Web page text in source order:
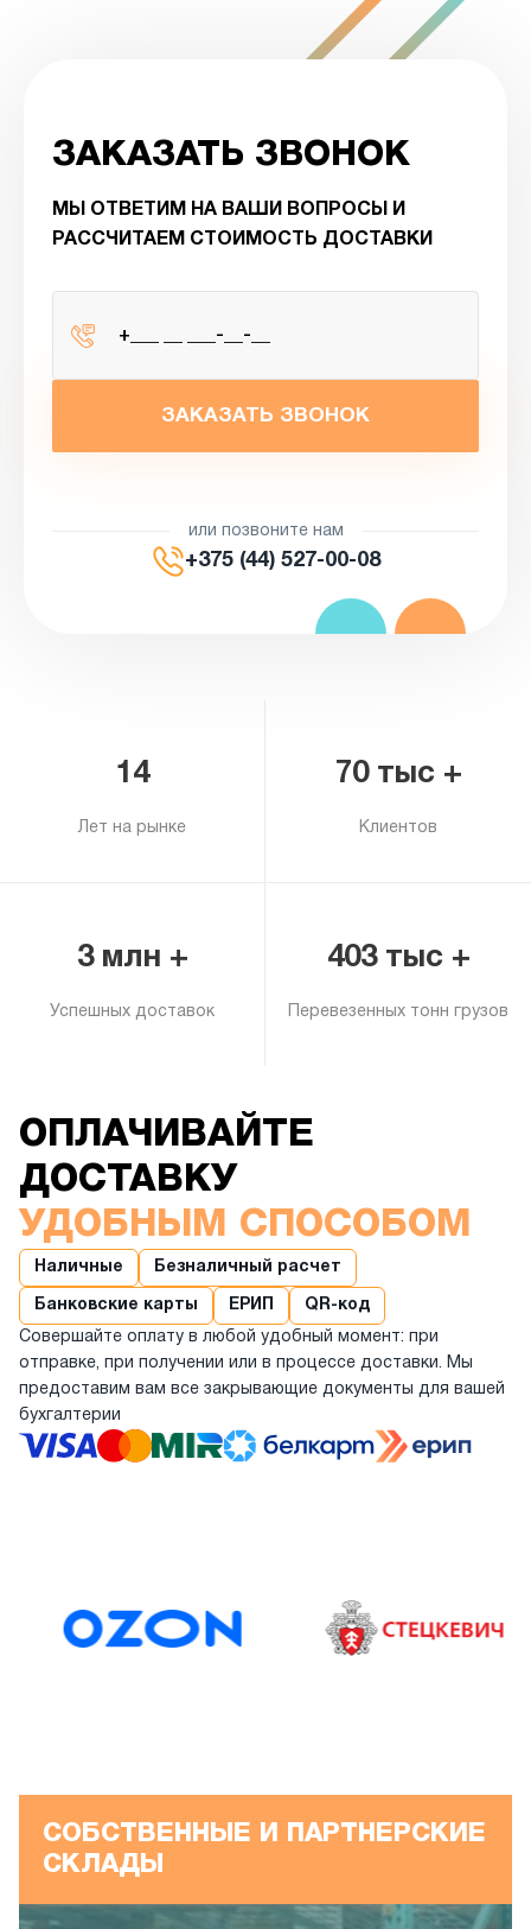
ЗАКАЗАТЬ ЗВОНОК
МЫ ОТВЕТИМ НА ВАШИ ВОПРОСЫ И
РАССЧИТАЕМ СТОИМОСТЬ ДОСТАВКИ
ЗАКАЗАТЬ ЗВОНОК
или позвоните нам
+375 (44) 527-00-08
14
Лет на рынке
70 тыс +
Клиентов
3 млн +
Успешных доставок
403 тыс +
Перевезенных тонн грузов
ОПЛАЧИВАЙТЕ
ДОСТАВКУ
УДОБНЫМ СПОСОБОМ
Наличные Безналичный расчет
Банковские карты ЕРИП QR-код
Совершайте оплату в любой удобный момент: при
отправке, при получении или в процессе доставки. Мы
предоставим вам все закрывающие документы для вашей
бухгалтерии
СОБСТВЕННЫЕ И ПАРТНЕРСКИЕ
СКЛАДЫ